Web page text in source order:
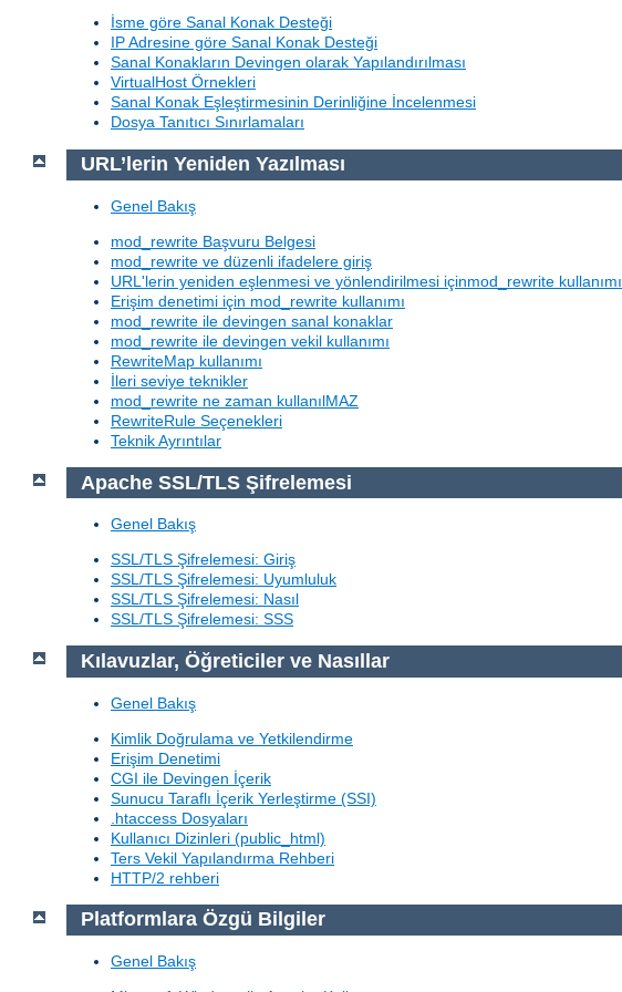
İsme göre Sanal Konak Desteği
IP Adresine göre Sanal Konak Desteği
Sanal Konakların Devingen olarak Yapılandırılması
VirtualHost Örnekleri
Sanal Konak Eşleştirmesinin Derinliğine İncelenmesi
Dosya Tanıtıcı Sınırlamaları
URL’lerin Yeniden Yazılması
Genel Bakış
mod_rewrite Başvuru Belgesi
mod_rewrite ve düzenli ifadelere giriş
URL'lerin yeniden eşlenmesi ve yönlendirilmesi içinmod_rewrite kullanımı
Erişim denetimi için mod_rewrite kullanımı
mod_rewrite ile devingen sanal konaklar
mod_rewrite ile devingen vekil kullanımı
RewriteMap kullanımı
İleri seviye teknikler
mod_rewrite ne zaman kullanılMAZ
RewriteRule Seçenekleri
Teknik Ayrıntılar
Apache SSL/TLS Şifrelemesi
Genel Bakış
SSL/TLS Şifrelemesi: Giriş
SSL/TLS Şifrelemesi: Uyumluluk
SSL/TLS Şifrelemesi: Nasıl
SSL/TLS Şifrelemesi: SSS
Kılavuzlar, Öğreticiler ve Nasıllar
Genel Bakış
Kimlik Doğrulama ve Yetkilendirme
Erişim Denetimi
CGI ile Devingen İçerik
Sunucu Taraflı İçerik Yerleştirme (SSI)
.htaccess Dosyaları
Kullanıcı Dizinleri (public_html)
Ters Vekil Yapılandırma Rehberi
HTTP/2 rehberi
Platformlara Özgü Bilgiler
Genel Bakış